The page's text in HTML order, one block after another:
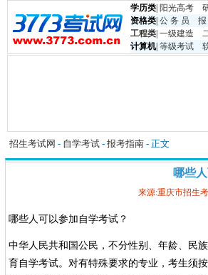
学历类 阳光高考
资格类 公 务 员 报
工程类 一级建造
计算机| 等级考试
招生考试网 - 自学考试 - 报考指南 - 正文
哪些
来源:重庆市招生
哪些人可以参加自学考试？
中华人民共和国公民，不分性别、年龄、民
育自学考试。对有特殊要求的专业，考生须